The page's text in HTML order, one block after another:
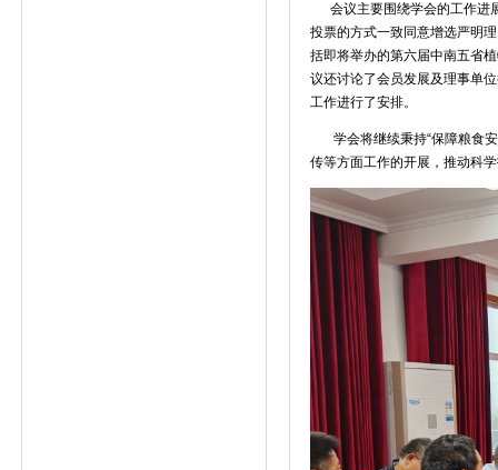
会议主要围绕学会的工作进
投票的方式一致同意增选严明
括即将举办的第六届中南五省
议还讨论了会员发展及理事单
工作进行了安排。
学会将继续秉持“保障粮食
传等方面工作的开展，推动科